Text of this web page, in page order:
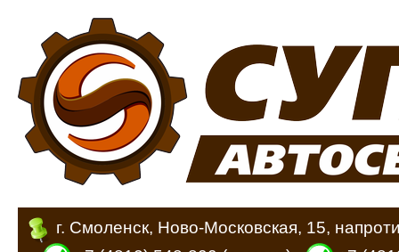
г. Смоленск, Ново-Московская, 15,